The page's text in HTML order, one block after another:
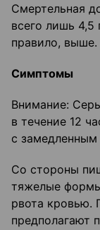
Смертельная
всего лишь 4,5
правило, выше.
Симптомы
Внимание:
в течение 12
с
Со стороны
тяжелые
рвота кровью.
предполагают